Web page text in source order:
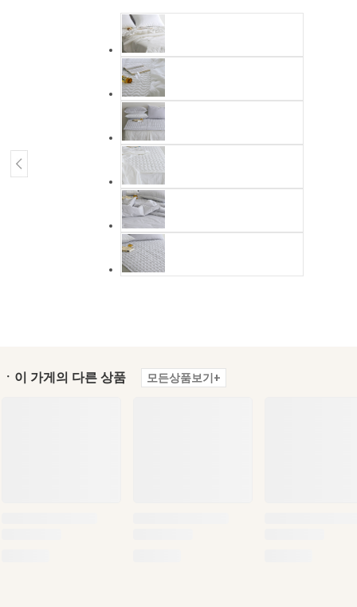
ㆍ이 가게의 다른 상품 모든상품보기+